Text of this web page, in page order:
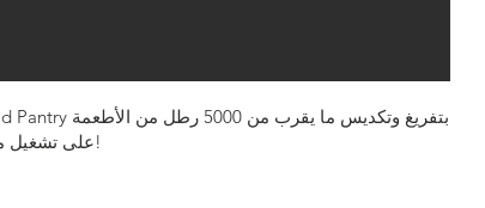
غير القابلة للتلف. شكرًا جزيلاً على Letter Carriers على تشغيل محرك الأقراص 2022!